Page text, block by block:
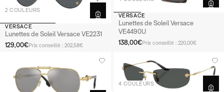
2 COULEURS
VERSACE
Lunettes de Soleil Versace VE2231
129,00€Prix conseillé : 202,58€
VERSACE
Lunettes de Soleil Versace
VE4490U
138,00€Prix conseillé : 220,00€
4 COULEURS